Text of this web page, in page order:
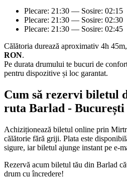
Plecare: 21:30 — Sosire: 02:15
Plecare: 21:30 — Sosire: 02:30
Plecare: 21:30 — Sosire: 02:45
Călătoria durează aproximativ 4h
RON.
Pe durata drumului te bucuri de
pentru dispozitive și loc garantat.
Cum să rezervi biletul
ruta Barlad - București
Achiziționează biletul online prin
călătorie fără griji. Plata este
sigure, iar biletul ajunge instant pe e-
Rezervă acum biletul tău din Barlad
drum cu încredere!